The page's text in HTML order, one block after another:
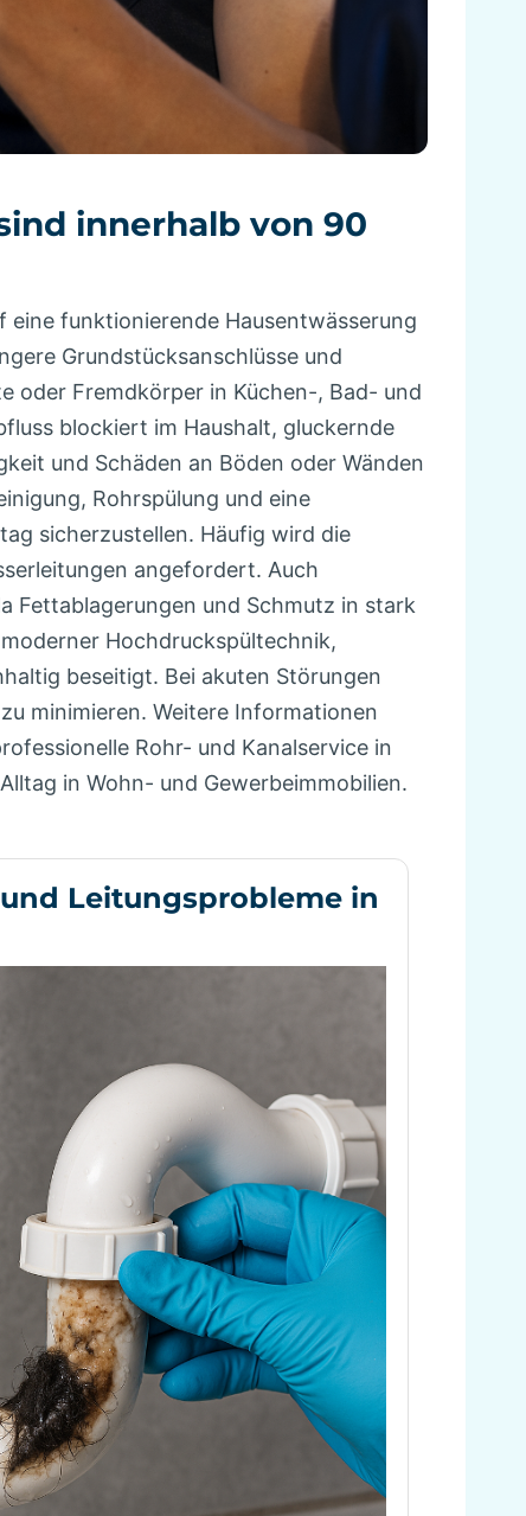
innerhalb von 90
funktionierende Hausentwässerung
Grundstücksanschlüsse und
oder Fremdkörper in Küchen-, Bad- und
blockiert im Haushalt, gluckernde
und Schäden an Böden oder Wänden
Rohrspülung und eine
sicherzustellen. Häufig wird die
angefordert. Auch
Fettablagerungen und Schmutz in stark
Hochdruckspültechnik,
beseitigt. Bei akuten Störungen
minimieren. Weitere Informationen
Rohr- und Kanalservice in
in Wohn- und Gewerbeimmobilien.
Leitungsprobleme in